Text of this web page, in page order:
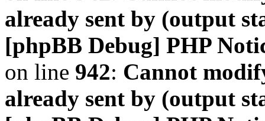
already sent by (output
[phpBB Debug] PHP
on line 942: Cannot
already sent by (output